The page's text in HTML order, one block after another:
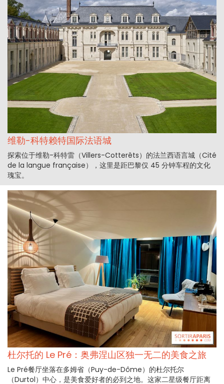
维勒-科特赖特国际法语城
探索位于维勒-科特雷（Villers-Cotterêts）的法兰西语言城（Cité
de la langue française），这里是距巴黎仅 45 分钟车程的文化
瑰宝。
杜尔托的 Le Pré：奥弗涅山区独一无二的美食之旅
Le Pré餐厅坐落在多姆省（Puy-de-Dôme）的杜尔托尔
（Durtol）中心，是美食爱好者的必到之地。这家二星级餐厅距离